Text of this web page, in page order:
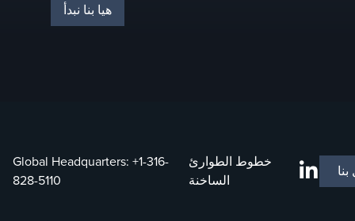
هيا بنا نبدأ
Global Headquarters: +1-316-
828-5110
خطوط الطوارئ
الساخنة